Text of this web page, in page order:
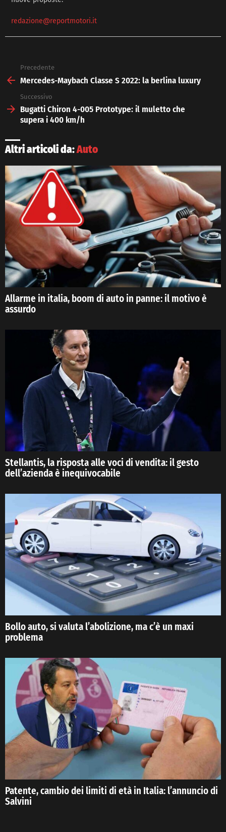
redazione@reportmotori.it
more
Precedente
Mercedes-Maybach Classe S 2022: la berlina luxury
Successivo
Bugatti Chiron 4-005 Prototype: il muletto che
supera i 400 km/h
Altri articoli da:Auto
Allarme in italia, boom di auto in panne: il motivo è
assurdo
Stellantis, la risposta alle voci di vendita: il gesto
dell’azienda è inequivocabile
Bollo auto, si valuta l’abolizione, ma c’è un maxi
problema
Patente, cambio dei limiti di età in Italia: l’annuncio di
Salvini